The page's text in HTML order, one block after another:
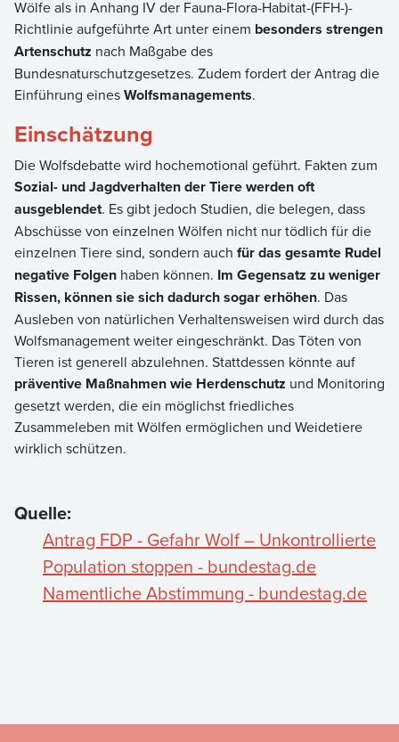
Wölfe als in Anhang IV der Fauna-Flora-Habitat-(FFH-)-
Richtlinie aufgeführte Art unter einem besonders strengen
Artenschutz nach Maßgabe des
Bundesnaturschutzgesetzes. Zudem fordert der Antrag die
Einführung einesWolfsmanagements.
Einschätzung
Die Wolfsdebatte wird hochemotional geführt. Fakten zum
Sozial- und Jagdverhalten der Tiere werden oft
ausgeblendet. Es gibt jedoch Studien, die belegen, dass
Abschüsse von einzelnen Wölfen nicht nur tödlich für die
einzelnen Tiere sind, sondern auch für das gesamte Rudel
negative Folgen haben können. Im Gegensatz zu weniger
Rissen, können sie sich dadurch sogar erhöhen. Das
Ausleben von natürlichen Verhaltensweisen wird durch das
Wolfsmanagement weiter eingeschränkt. Das Töten von
Tieren ist generell abzulehnen. Stattdessen könnte auf
präventive Maßnahmen wie Herdenschutz und Monitoring
gesetzt werden, die ein möglichst friedliches
Zusammeleben mit Wölfen ermöglichen und Weidetiere
wirklich schützen.
Quelle:
Antrag FDP - Gefahr Wolf – Unkontrollierte
Population stoppen - bundestag.de
Namentliche Abstimmung - bundestag.de